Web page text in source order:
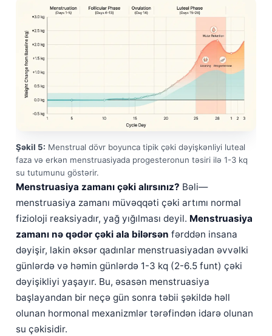
Şəkil 5: Menstrual dövr boyunca tipik çəki dəyişkənliyi luteal
faza və erkən menstruasiyada progesteronun təsiri ilə 1-3 kq
su tutumunu göstərir.
Menstruasiya zamanı çəki alırsınız? Bəli—
menstruasiya zamanı müvəqqəti çəki artımı normal
fizioloji reaksiyadır, yağ yığılması deyil. Menstruasiya
zamanı nə qədər çəki ala bilərsən fərddən insana
dəyişir, lakin əksər qadınlar menstruasiyadan əvvəlki
günlərdə və həmin günlərdə 1-3 kq (2-6.5 funt) çəki
dəyişikliyi yaşayır. Bu, əsasən menstruasiya
başlayandan bir neçə gün sonra təbii şəkildə həll
olunan hormonal mexanizmlər tərəfindən idarə olunan
su çəkisidir.
Suomi
Hrvatski
Slovenčina
كوردی‎
پښتو
සිංහල
অসমীয়া
Galego
Latviešu valoda
Euskara
العربية المغربية
Монгол